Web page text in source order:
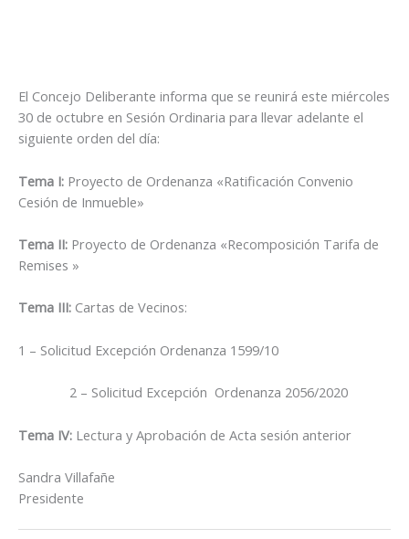
El Concejo Deliberante informa que se reunirá este miércoles
30 de octubre en Sesión Ordinaria para llevar adelante el
siguiente orden del día:
Tema I: Proyecto de Ordenanza «Ratificación Convenio
Cesión de Inmueble»
Tema II: Proyecto de Ordenanza «Recomposición Tarifa de
Remises »
Tema III: Cartas de Vecinos:
1 – Solicitud Excepción Ordenanza 1599/10
2 – Solicitud Excepción Ordenanza 2056/2020
Tema IV: Lectura y Aprobación de Acta sesión anterior
Sandra Villafañe
Presidente